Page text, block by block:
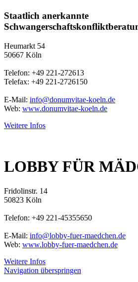
Staatlich anerkannte
Heumarkt 54
50667 Köln
Telefon: +49 221-272613
Telefax: +49 221-2726150
E-Mail: info@donumvitae-koeln.de
Web: www.donumvitae-koeln.de
Weitere Infos
LOBBY FÜR
Fridolinstr. 14
50823 Köln
Telefon: +49 221-45355650
E-Mail: info@lobby-fuer-maedchen.de
Web: www.lobby-fuer-maedchen.de
Weitere Infos
Navigation überspringen